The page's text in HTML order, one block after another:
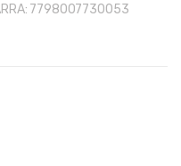
7798007730053